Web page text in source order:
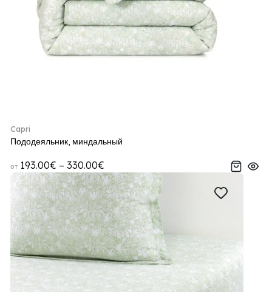
Capri
Пододеяльник, миндальный
от 193.00€ – 330.00€